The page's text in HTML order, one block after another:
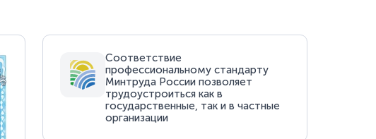
Соответствие
профессиональному стандарту
Минтруда России позволяет
трудоустроиться как в
государственные, так и в частные
организации